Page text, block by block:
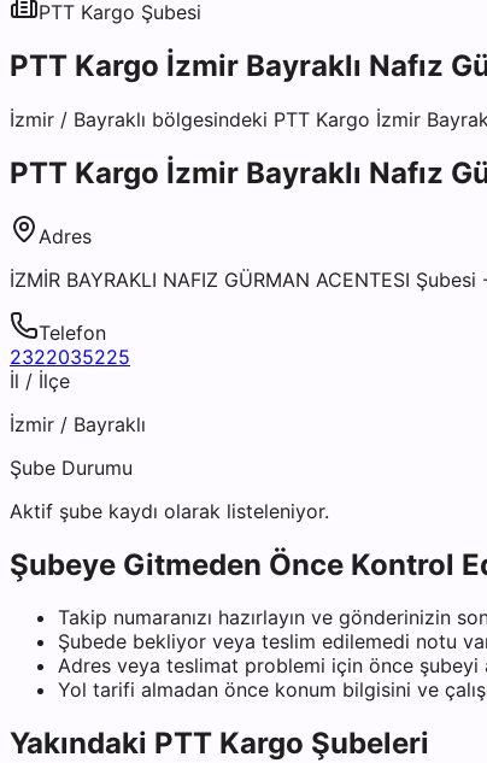
PTT Kargo Şubesi
PTT Kargo İzmir Bayraklı Nafız
İzmir / Bayraklı bölgesindeki PTT Kargo İzmir
PTT Kargo İzmir Bayraklı Nafız
Adres
İZMİR BAYRAKLI NAFIZ GÜRMAN ACENTESI
Telefon
2322035225
İl / İlçe
İzmir / Bayraklı
Şube Durumu
Aktif şube kaydı olarak listeleniyor.
Şubeye Gitmeden Önce Kontrol
Takip numaranızı hazırlayın ve gönderinizin
Şubede bekliyor veya teslim edilemedi notu
Adres veya teslimat problemi için önce şubeyi
Yol tarifi almadan önce konum bilgisini ve
Yakındaki PTT Kargo Şubeleri